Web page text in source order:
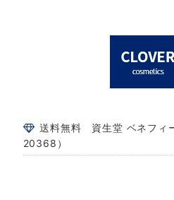
送料無料 資生堂 ベネフ
20368）